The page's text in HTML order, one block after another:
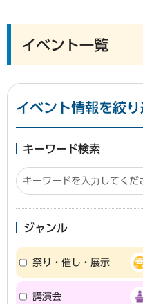
イベント一覧
イベント情報を絞り
キーワード検索
ジャンル
祭り・催し・展示
講演会